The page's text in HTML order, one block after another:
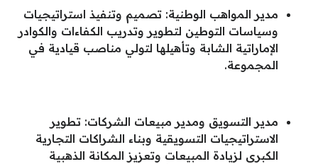
مدير المواهب الوطنية: تصميم وتنفيذ استراتيجيات
وسياسات التوطين لتطوير وتدريب الكفاءات والكوادر
الإماراتية الشابة وتأهيلها لتولي مناصب قيادية في
المجموعة.
مدير التسويق ومدير مبيعات الشركات: تطوير
الاستراتيجيات التسويقية وبناء الشراكات التجارية
الكبرى لزيادة المبيعات وتعزيز المكانة الذهبية